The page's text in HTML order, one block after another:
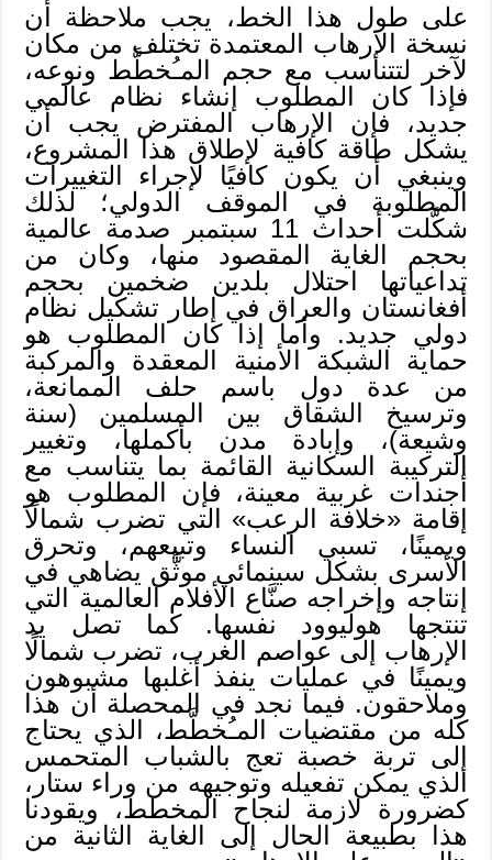
على طول هذا الخط، يجب ملاحظة أن
نسخة الإرهاب المعتمدة تختلف من مكان
لآخر لتتناسب مع حجم المـُخطَّط ونوعه،
فإذا كان المطلوب إنشاء نظام عالمي
جديد، فإن الإرهاب المفترض يجب أن
يشكل طاقة كافية لإطلاق هذا المشروع،
وينبغي أن يكون كافيًا لإجراء التغييرات
المطلوبة في الموقف الدولي؛ لذلك
شكَّلت أحداث 11 سبتمبر صدمة عالمية
بحجم الغاية المقصود منها، وكان من
تداعياتها احتلال بلدين ضخمين بحجم
أفغانستان والعراق في إطار تشكيل نظام
دولي جديد. وأما إذا كان المطلوب هو
حماية الشبكة الأمنية المعقدة والمركبة
من عدة دول باسم حلف الممانعة،
وترسيخ الشقاق بين المسلمين (سنة
وشيعة)، وإبادة مدن بأكملها، وتغيير
التركيبة السكانية القائمة بما يتناسب مع
أجندات غربية معينة، فإن المطلوب هو
إقامة «خلافة الرعب» التي تضرب شمالًا
ويمينًا، تسبي النساء وتبيعهم، وتحرق
الأسرى بشكل سينمائي موثَّق يضاهي في
إنتاجه وإخراجه صنَّاع الأفلام العالمية التي
تنتجها هوليوود نفسها. كما تصل يد
الإرهاب إلى عواصم الغرب، تضرب شمالًا
ويمينًا في عمليات ينفذ أغلبها مشبوهون
وملاحقون. فيما نجد في المحصلة أن هذا
كله من مقتضيات المـُخطَّط، الذي يحتاج
إلى تربة خصبة تعج بالشباب المتحمس
الذي يمكن تفعيله وتوجيهه من وراء ستار،
كضرورة لازمة لنجاح المخطط، ويقودنا
هذا بطبيعة الحال إلى الغاية الثانية من